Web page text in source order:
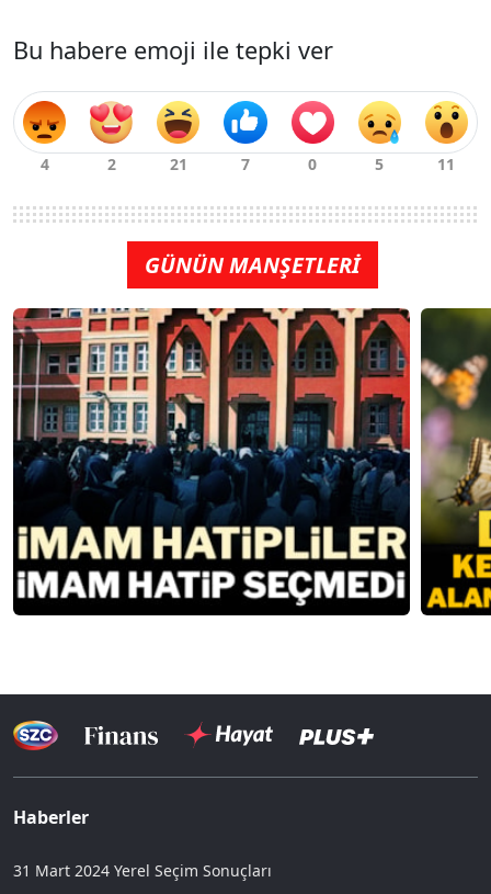
Bu habere emoji ile tepki ver
GÜNÜN MANŞETLERİ
Haberler
31 Mart 2024 Yerel Seçim Sonuçları